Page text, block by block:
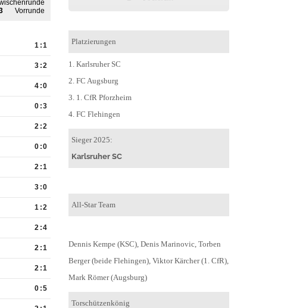
Platzierungen
1. Karlsruher SC
2. FC Augsburg
3. 1. CfR Pforzheim
4. FC Flehingen
Sieger 2025:
Karlsruher SC
All-Star Team
Dennis Kempe (KSC), Denis Marinovic, Torben
Berger (beide Flehingen), Viktor Kärcher (1. CfR),
Mark Römer (Augsburg)
Torschützenkönig